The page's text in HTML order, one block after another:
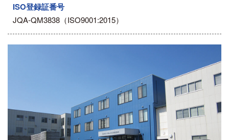
ISO登録証番号
JQA-QM3838（ISO9001:2015）